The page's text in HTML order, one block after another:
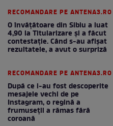
RECOMANDARE PE ANTENA3.RO
O învățătoare din Sibiu a luat
4,90 la Titularizare și a făcut
contestație. Când s-au afișat
rezultatele, a avut o surpriză
RECOMANDARE PE ANTENA3.RO
După ce i-au fost descoperite
mesajele vechi de pe
Instagram, o regină a
frumuseții a rămas fără
coroană